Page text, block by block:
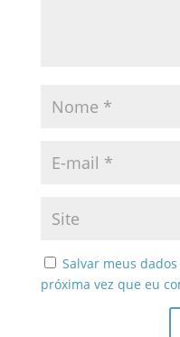
Salvar meus
próxima vez que eu